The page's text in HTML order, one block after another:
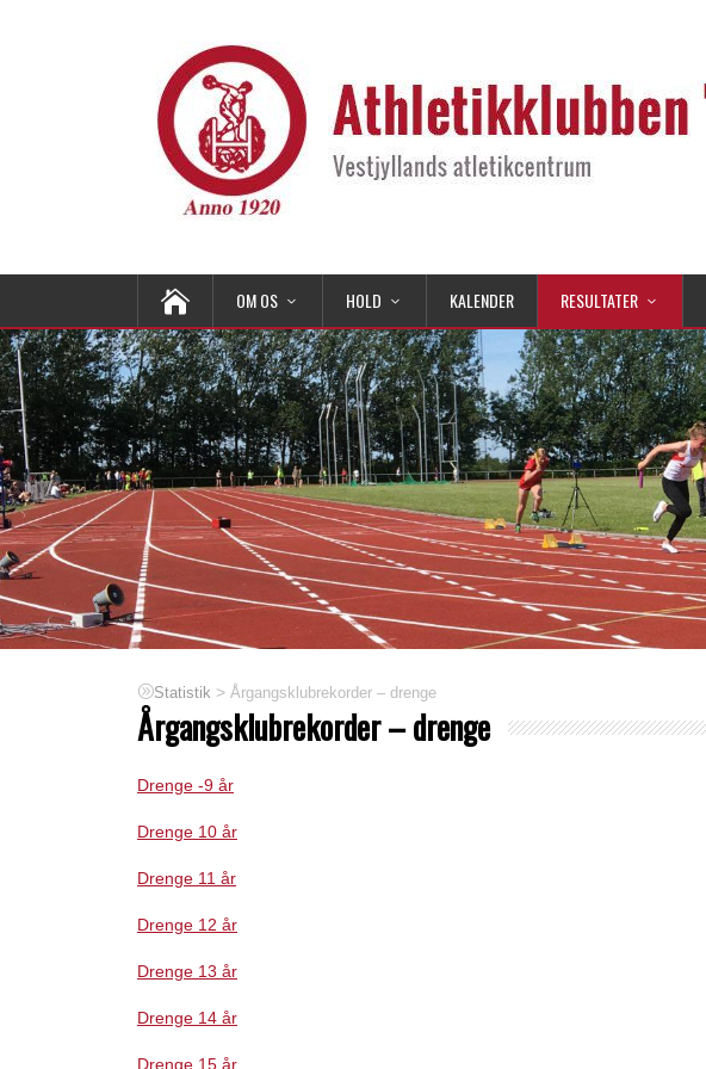
OM OS HOLD KALENDER RESULTATER
Statistik > Årgangsklubrekorder – drenge
Årgangsklubrekorder – drenge
Drenge -9 år
Drenge 10 år
Drenge 11 år
Drenge 12 år
Drenge 13 år
Drenge 14 år
Drenge 15 år